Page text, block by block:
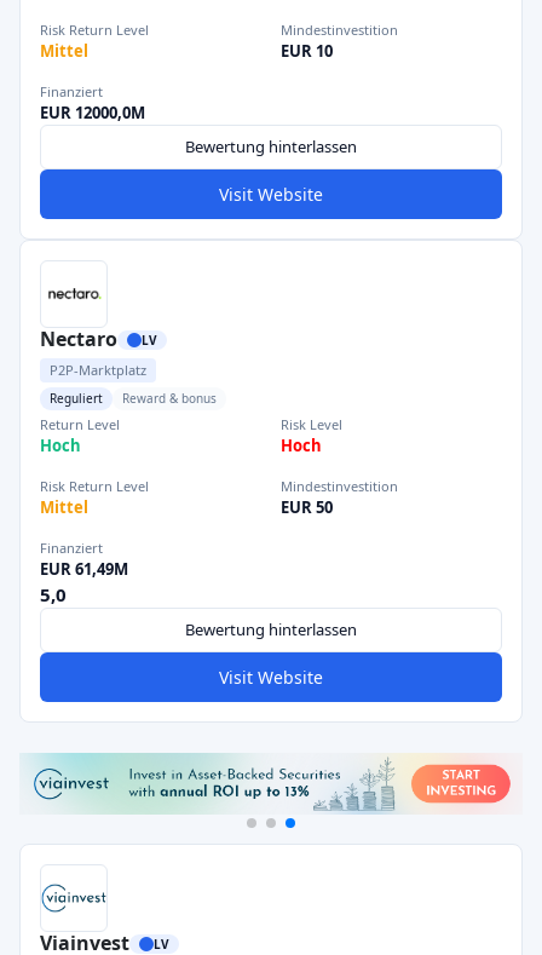
Risk Return Level
Mittel
Mindestinvestition
EUR 10
Finanziert
EUR 12000,0M
Bewertung hinterlassen
Visit Website
Nectaro LV
P2P-Marktplatz
Reguliert Reward & bonus
Return Level
Hoch
Risk Level
Hoch
Risk Return Level
Mittel
Mindestinvestition
EUR 50
Finanziert
EUR 61,49M
5,0
Bewertung hinterlassen
Visit Website
Viainvest LV